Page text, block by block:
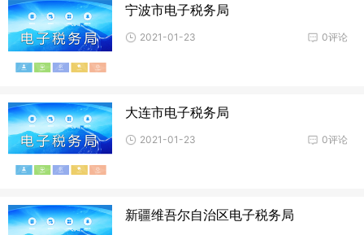
宁波市电子税务局
0评论
2021-01-23
大连市电子税务局
0评论
2021-01-23
新疆维吾尔自治区电子税务局